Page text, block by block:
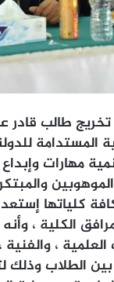
طالب
المستدامة
مهارات
كلياتها
الكلية ،
،
الطلاب وذلك